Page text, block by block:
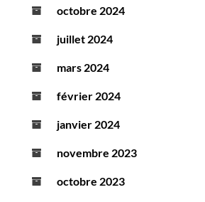
octobre 2024
juillet 2024
mars 2024
février 2024
janvier 2024
novembre 2023
octobre 2023